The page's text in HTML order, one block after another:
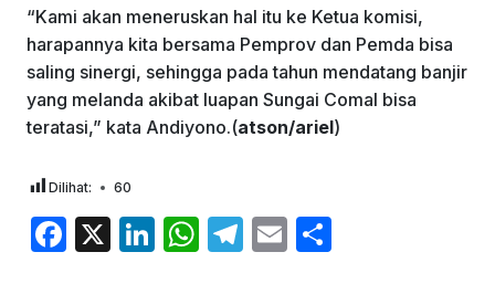
“Kami akan meneruskan hal itu ke Ketua komisi,
harapannya kita bersama Pemprov dan Pemda bisa
saling sinergi, sehingga pada tahun mendatang banjir
yang melanda akibat luapan Sungai Comal bisa
teratasi,” kata Andiyono.(atson/ariel)
Dilihat: 60
F
X
Li W T
E